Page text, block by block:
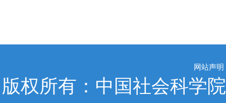
网站声明
版权所有：中国社会科学